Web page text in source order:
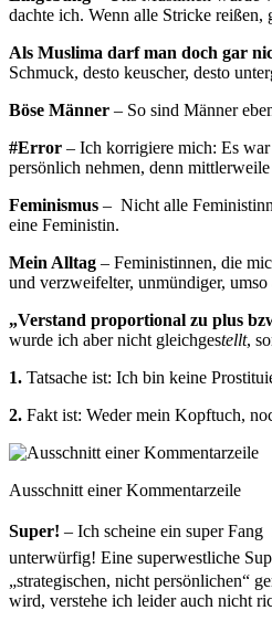
dachte ich. Wenn alle Stricke
Als Muslima darf man doch gar
Schmuck, desto keuscher, desto
Böse Männer – So sind Männer
#Error – Ich korrigiere mich: Es
persönlich nehmen, denn
Feminismus – Nicht alle
eine Feministin.
Mein Alltag – Feministinnen, die
und verzweifelter, unmündiger,
„Verstand proportional zu plus
wurde ich aber nicht gleichgestellt,
1. Tatsache ist: Ich bin keine
2. Fakt ist: Weder mein Kopftuch,
Ausschnitt einer Kommentarzeile
Super! – Ich scheine ein super
unterwürfig! Eine superwestliche
„strategischen, nicht persönlichen“
wird, verstehe ich leider auch nicht